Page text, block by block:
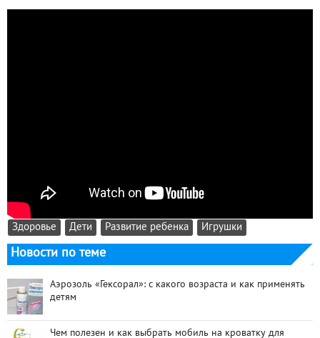
Здоровье Дети Развитие ребенка Игрушки
Новости по теме
Аэрозоль «Гексорал»: с какого возраста и как применять
детям
Чем полезен и как выбрать мобиль на кроватку для